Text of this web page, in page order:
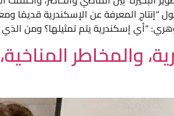
“إنتاج المعرفة عن الإسكندرية قديمًا
“أي إسكندرية يتم تمثيلها؟ ومن
والمخاطر